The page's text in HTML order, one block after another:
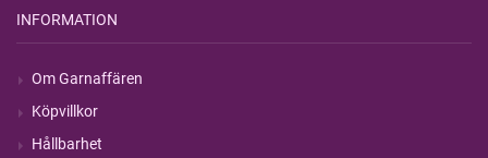
INFORMATION
Om Garnaffären
Köpvillkor
Hållbarhet